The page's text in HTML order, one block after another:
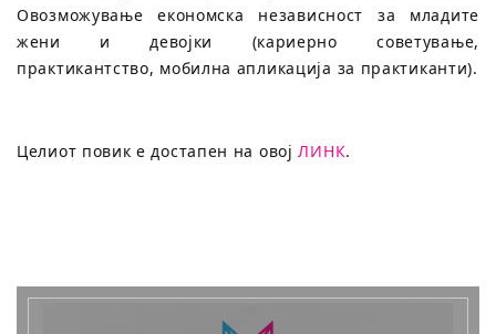
Овозможување економска независност за младите
жени и девојки (кариерно советување,
практикантство, мобилна апликација за практиканти).
Целиот повик е достапен на овојЛИНК.